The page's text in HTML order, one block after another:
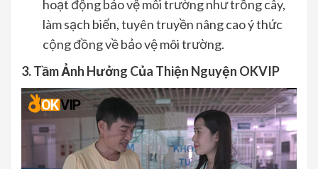
hoạt động bảo vệ môi trường như trồng cây,
làm sạch biển, tuyên truyền nâng cao ý thức
cộng đồng về bảo vệ môi trường.
3. Tầm Ảnh Hưởng Của Thiện Nguyện OKVIP